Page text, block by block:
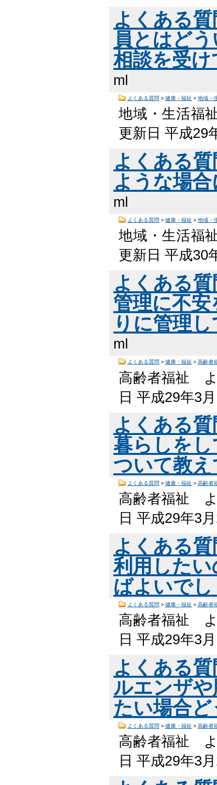
よくある
員とはど
相談を受
ml
よくある質問 > 健康・福祉 > 地域・
地域・生活
更新日 平成
よくある
ような場
ml
よくある質問 > 健康・福祉 > 地域・
地域・生活
更新日 平成
よくある
管理に不
りに管理
ml
よくある質問 > 健康・福祉 > 高齢者
高齢者福祉
日 平成29年3
よくある
暮らしを
ついて教
よくある質問 > 健康・福祉 > 高齢者
高齢者福祉
日 平成29年3
よくある
利用した
ばよいで
よくある質問 > 健康・福祉 > 高齢者
高齢者福祉
日 平成29年3
よくある
ルエンザ
たい場合
よくある質問 > 健康・福祉 > 高齢者
高齢者福祉
日 平成29年3